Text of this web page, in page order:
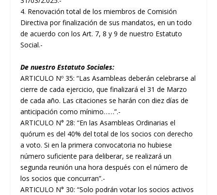
4. Renovación total de los miembros de Comisión
Directiva por finalización de sus mandatos, en un todo
de acuerdo con los Art. 7, 8 y 9 de nuestro Estatuto
Social.-
De nuestro Estatuto Sociales:
ARTICULO Nº 35: “Las Asambleas deberán celebrarse al
cierre de cada ejercicio, que finalizará el 31 de Marzo
de cada año. Las citaciones se harán con diez días de
anticipación como mínimo……”.-
ARTICULO N° 28: “En las Asambleas Ordinarias el
quórum es del 40% del total de los socios con derecho
a voto. Si en la primera convocatoria no hubiese
número suficiente para deliberar, se realizará un
segunda reunión una hora después con el número de
los socios que concurran”.-
ARTICULO N° 30: “Solo podrán votar los socios activos